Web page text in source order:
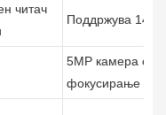
читач
Поддржува
5MP камера со
фокусирање